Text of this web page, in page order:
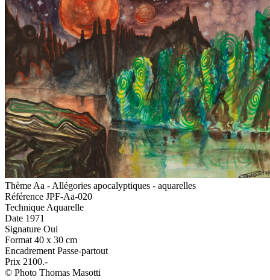
Thème Aa - Allégories apocalyptiques - aquarelles
Référence JPF-Aa-020
Technique Aquarelle
Date 1971
Signature Oui
Format 40 x 30 cm
Encadrement Passe-partout
Prix 2100.-
© Photo Thomas Masotti